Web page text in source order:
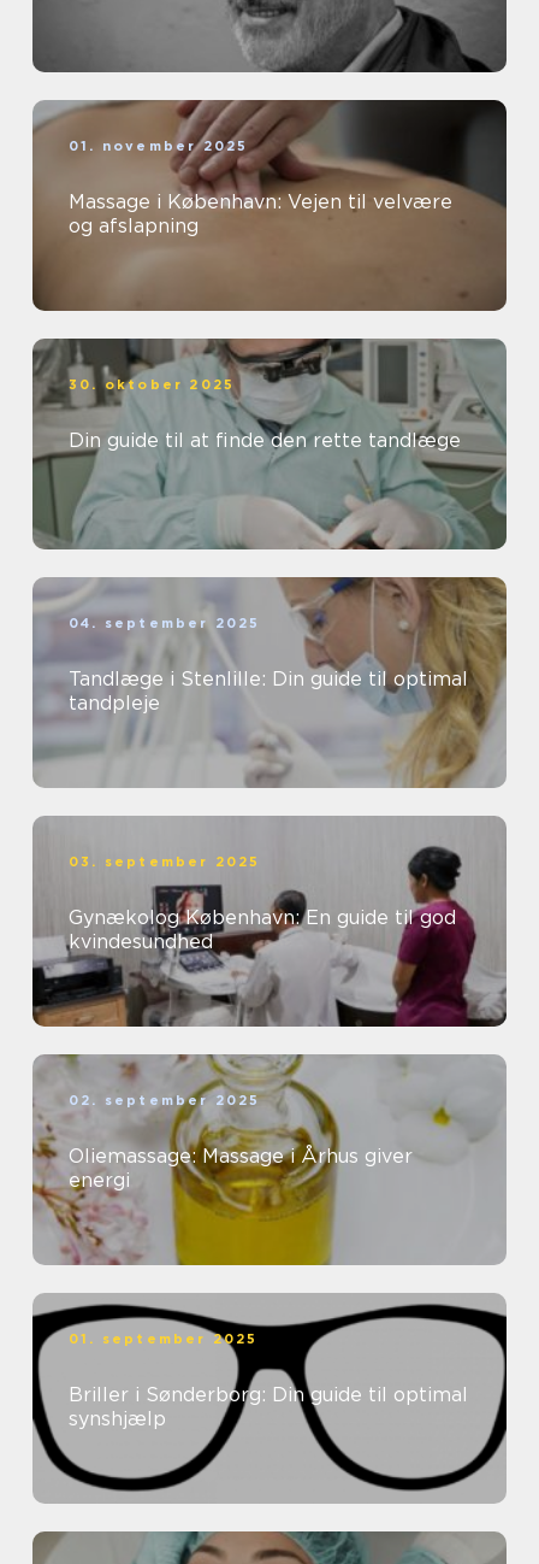
01. november 2025
Massage i København: Vejen til velvære
og afslapning
30. oktober 2025
Din guide til at finde den rette tandlæge
04. september 2025
Tandlæge i Stenlille: Din guide til optimal
tandpleje
03. september 2025
Gynækolog København: En guide til god
kvindesundhed
02. september 2025
Oliemassage: Massage i Århus giver
energi
01. september 2025
Briller i Sønderborg: Din guide til optimal
synshjælp